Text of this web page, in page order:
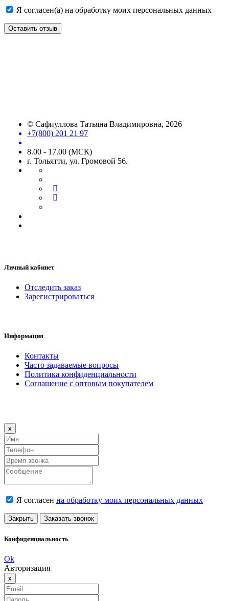
Я согласен(а) на обработку моих персональных данных
Оставить отзыв
© Сафиуллова Татьяна Владимировна, 2026
+7(800) 201 21 97
8.00 - 17.00 (МСК)
г. Тольятти, ул. Громовой 56.
Личный кабинет
Отследить заказ
Зарегистрироваться
Информация
Контакты
Часто задаваемые вопросы
Политика конфиденциальности
Соглашение с оптовым покупателем
x
Я согласен на обработку моих персональных данных
Закрыть Заказать звонок
Конфиденциальность
Ok
Авторизация
x